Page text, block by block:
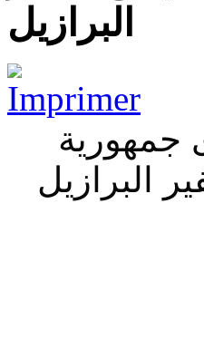
البرازيل
جمهورية
البرازيل